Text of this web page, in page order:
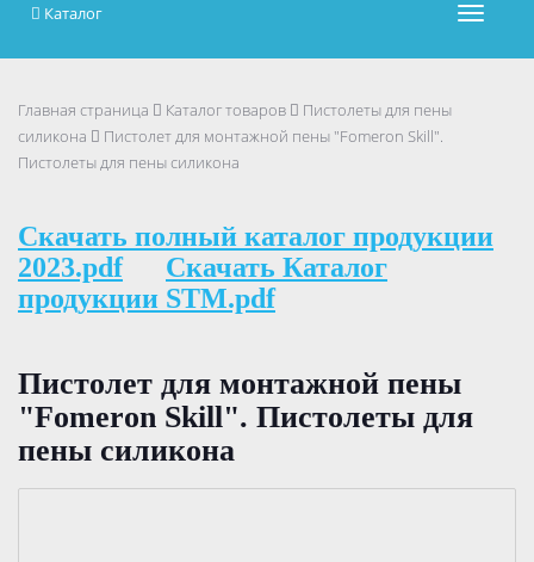
Каталог
Главная страница Каталог товаров
Пистолеты для пены
силикона
Пистолет для монтажной пены "Fomeron Skill".
Пистолеты для пены силикона
Скачать полный каталог продукции
2023.pdf
Скачать Каталог
продукции STM.pdf
Пистолет для монтажной пены
"Fomeron Skill". Пистолеты для
пены силикона